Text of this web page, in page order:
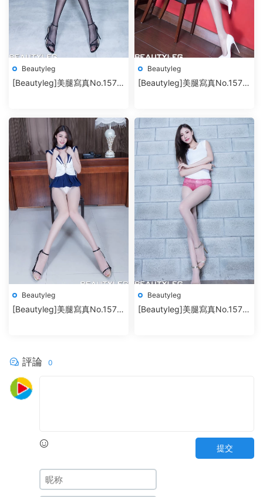
Beautyleg
[Beautyleg]美腿寫真No.1573
Beautyleg
[Beautyleg]美腿寫真No.1572
Beautyleg
[Beautyleg]美腿寫真No.1571
Beautyleg
[Beautyleg]美腿寫真No.1570
評論 0
提交